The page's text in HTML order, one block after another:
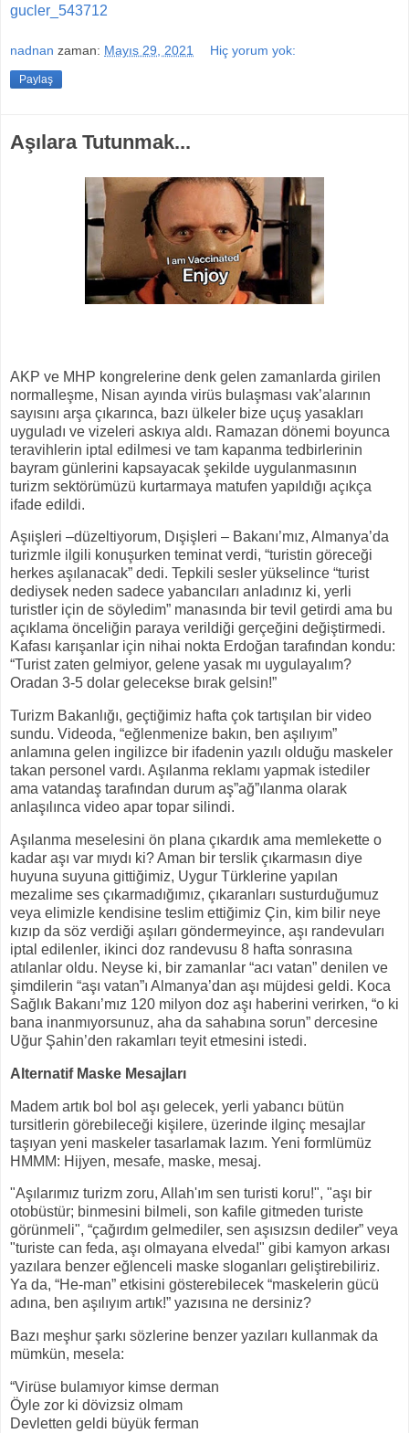
gucler_543712
nadnan zaman: Mayıs 29, 2021 Hiç yorum yok:
Paylaş
Aşılara Tutunmak...
AKP ve MHP kongrelerine denk gelen zamanlarda girilen
normalleşme, Nisan ayında virüs bulaşması vak’alarının
sayısını arşa çıkarınca, bazı ülkeler bize uçuş yasakları
uyguladı ve vizeleri askıya aldı. Ramazan dönemi boyunca
teravihlerin iptal edilmesi ve tam kapanma tedbirlerinin
bayram günlerini kapsayacak şekilde uygulanmasının
turizm sektörümüzü kurtarmaya matufen yapıldığı açıkça
ifade edildi.
Aşıişleri –düzeltiyorum, Dışişleri – Bakanı’mız, Almanya’da
turizmle ilgili konuşurken teminat verdi, “turistin göreceği
herkes aşılanacak” dedi. Tepkili sesler yükselince “turist
dediysek neden sadece yabancıları anladınız ki, yerli
turistler için de söyledim” manasında bir tevil getirdi ama bu
açıklama önceliğin paraya verildiği gerçeğini değiştirmedi.
Kafası karışanlar için nihai nokta Erdoğan tarafından kondu:
“Turist zaten gelmiyor, gelene yasak mı uygulayalım?
Oradan 3-5 dolar gelecekse bırak gelsin!”
Turizm Bakanlığı, geçtiğimiz hafta çok tartışılan bir video
sundu. Videoda, “eğlenmenize bakın, ben aşılıyım”
anlamına gelen ingilizce bir ifadenin yazılı olduğu maskeler
takan personel vardı. Aşılanma reklamı yapmak istediler
ama vatandaş tarafından durum aş”ağ”ılanma olarak
anlaşılınca video apar topar silindi.
Aşılanma meselesini ön plana çıkardık ama memlekette o
kadar aşı var mıydı ki? Aman bir terslik çıkarmasın diye
huyuna suyuna gittiğimiz, Uygur Türklerine yapılan
mezalime ses çıkarmadığımız, çıkaranları susturduğumuz
veya elimizle kendisine teslim ettiğimiz Çin, kim bilir neye
kızıp da söz verdiği aşıları göndermeyince, aşı randevuları
iptal edilenler, ikinci doz randevusu 8 hafta sonrasına
atılanlar oldu. Neyse ki, bir zamanlar “acı vatan” denilen ve
şimdilerin “aşı vatan”ı Almanya’dan aşı müjdesi geldi. Koca
Sağlık Bakanı’mız 120 milyon doz aşı haberini verirken, “o ki
bana inanmıyorsunuz, aha da sahabına sorun” dercesine
Uğur Şahin’den rakamları teyit etmesini istedi.
Alternatif Maske Mesajları
Madem artık bol bol aşı gelecek, yerli yabancı bütün
tursitlerin görebileceği kişilere, üzerinde ilginç mesajlar
taşıyan yeni maskeler tasarlamak lazım. Yeni formlümüz
HMMM: Hijyen, mesafe, maske, mesaj.
"Aşılarımız turizm zoru, Allah'ım sen turisti koru!", "aşı bir
otobüstür; binmesini bilmeli, son kafile gitmeden turiste
görünmeli", “çağırdım gelmediler, sen aşısızsın dediler” veya
"turiste can feda, aşı olmayana elveda!" gibi kamyon arkası
yazılara benzer eğlenceli maske sloganları geliştirebiliriz.
Ya da, “He-man” etkisini gösterebilecek “maskelerin gücü
adına, ben aşılıyım artık!” yazısına ne dersiniz?
Bazı meşhur şarkı sözlerine benzer yazıları kullanmak da
mümkün, mesela:
“Virüse bulamıyor kimse derman
Öyle zor ki dövizsiz olmam
Devletten geldi büyük ferman